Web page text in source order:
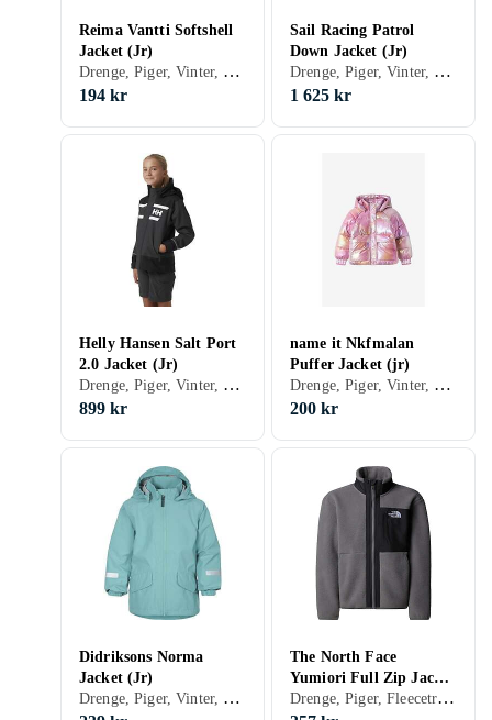
Reima Vantti Softshell
Jacket (Jr)
Drenge, Piger, Vinter, Sommer, Forår/efterår, Softshell/træningsjakke, Shelljakke, Vindjakke, Fleecetrøjer, 152, 158, 164, 122, 128, 134, 140, 146, 80, 86, 92, 98, 100, 104, 110, 116, 120
194 kr
Sail Racing Patrol
Down Jacket (Jr)
Drenge, Piger, Vinter, Dunjakke, 170, 176, 150, 160, 130, 140, 92
1 625 kr
Helly Hansen Salt Port
2.0 Jacket (Jr)
Drenge, Piger, Vinter, Shelljakke, 176, 152, 158, 164, 128, 134, 140, 146
899 kr
name it Nkfmalan
Puffer Jacket (jr)
Drenge, Piger, Vinter, 152, 128, 134, 140, 146
200 kr
Didriksons Norma
Jacket (Jr)
Drenge, Piger, Vinter, Sommer, Forår/efterår, Shelljakke, 152, 122, 128, 130, 134, 140, 68, 80, 86, 90, 92, 98, 100, 110, 116, 120
The North Face
Yumiori Full Zip Jacket
(Drenge)
Drenge, Piger, Fleecetrøjer, 152, 160, 122, 130